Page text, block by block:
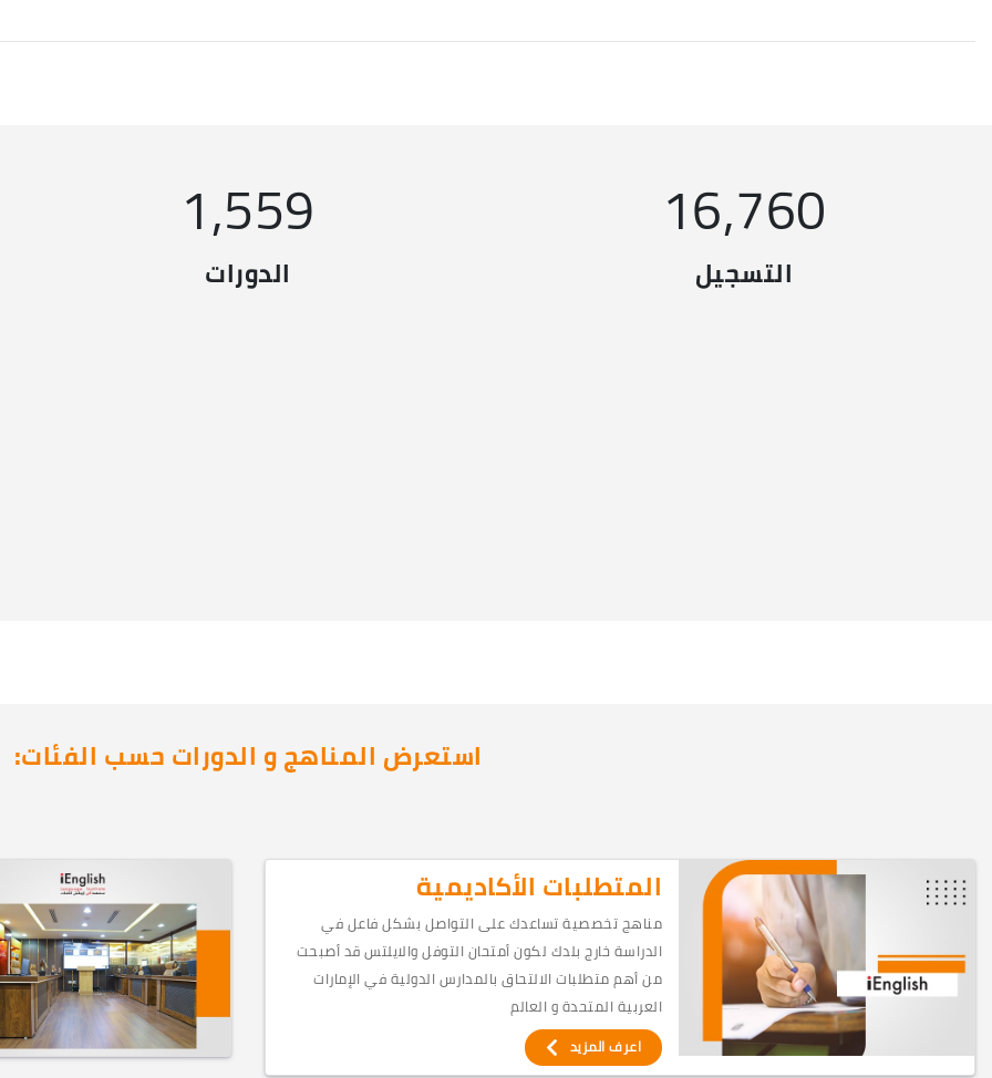
16,760
التسجيل
1,559
الدورات
استعرض المناهج و الدورات حسب الفئات:
المتطلبات الأكاديمية
مناهج تخصصية تساعدك على التواصل بشكل فاعل في
الدراسة خارج بلدك لكون أمتحان التوفل والايلتس قد أصبحت
من أهم متطلبات الالتحاق بالمدارس الدولية في الإمارات
العربية المتحدة و العالم
اعرف المزيد